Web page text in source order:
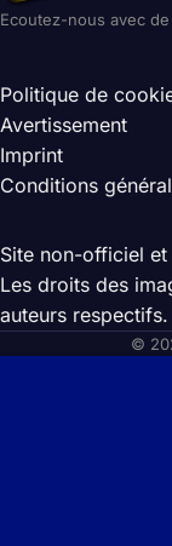
Ecoutez-nous avec
Politique de
Avertissement
Imprint
Conditions
Site non-officiel
Les droits des
auteurs respectifs.
©